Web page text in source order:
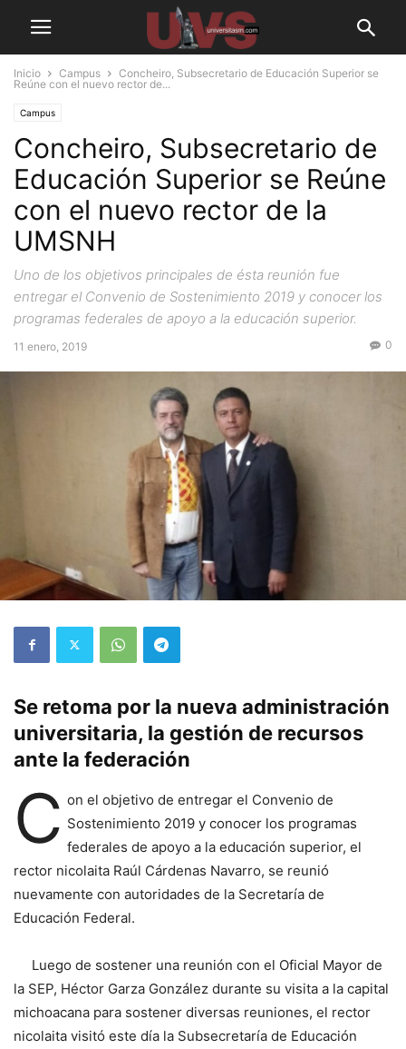
Inicio Campus
Concheiro, Subsecretario de Educación Superior se
Reúne con el nuevo rector de...
Campus
Concheiro, Subsecretario de
Educación Superior se Reúne
con el nuevo rector de la
UMSNH
Uno de los objetivos principales de ésta reunión fue
entregar el Convenio de Sostenimiento 2019 y conocer los
programas federales de apoyo a la educación superior.
11 enero, 2019 0
Se retoma por la nueva administración
universitaria, la gestión de recursos
ante la federación
C on el objetivo de entregar el Convenio de
Sostenimiento 2019 y conocer los programas
federales de apoyo a la educación superior, el
rector nicolaita Raúl Cárdenas Navarro, se reunió
nuevamente con autoridades de la Secretaría de
Educación Federal.
Luego de sostener una reunión con el Oficial Mayor de
la SEP, Héctor Garza González durante su visita a la capital
michoacana para sostener diversas reuniones, el rector
nicolaita visitó este día la Subsecretaría de Educación